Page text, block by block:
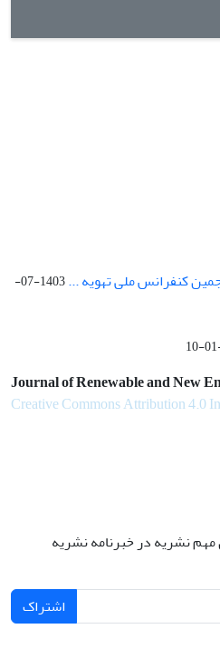
کنفرانس ملی تهویه ...
1403-07-
Journal of Renewable and New
Creative Commons Attribution 4.0
مهم نشریه در خبرنامه نشریه
اشتراک